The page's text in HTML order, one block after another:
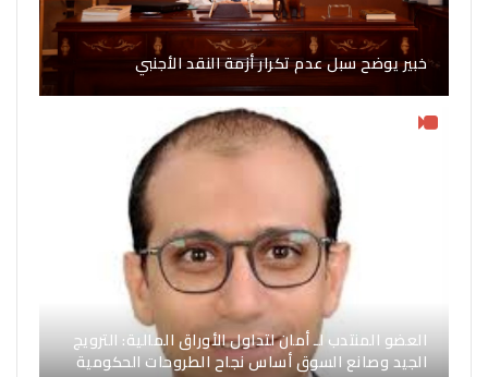
خبير يوضح سبل عدم تكرار أزمة النقد الأجنبي
العضو المنتدب لـ أمان لتداول الأوراق المالية: الترويج
الجيد وصانع السوق أساس نجاح الطروحات الحكومية